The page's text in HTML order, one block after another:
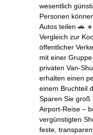
wesentlich
Personen
Autos teilen 🚗
Vergleich zur
öffentlicher
mit einer
privaten
erhalten einen
einem Bruchteil
Sparen Sie groß
Airport‑Reise –
vergünstigten
feste,